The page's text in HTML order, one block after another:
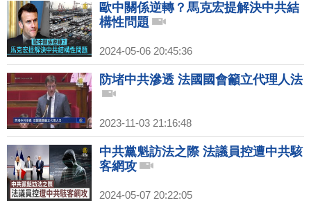
歐中關係逆轉？馬克宏提解決中共結
構性問題
2024-05-06 20:45:36
防堵中共滲透 法國國會籲立代理人法
2023-11-03 21:16:48
中共黨魁訪法之際 法議員控遭中共駭
客網攻
2024-05-07 20:22:05